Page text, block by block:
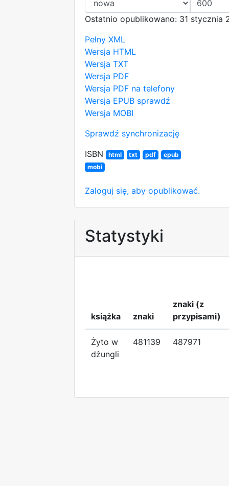
Ostatnio opublikowano: 31 stycznia
Pełny XML
Wersja HTML
Wersja TXT
Wersja PDF
Wersja PDF na telefony
Wersja EPUB sprawdź
Wersja MOBI
Sprawdź synchronizację
ISBN
html txt pdf
epub
mobi
Zaloguj się, aby opublikować.
Statystyki
książka znaki
znaki (z
przypisami)
Żyto w
dżungli
481139 487971